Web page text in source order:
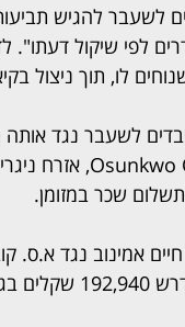
לשעבר להגיש
לפי שיקול דעתו".
לו, תוך ניצול
לשעבר נגד
שכר במזומן.
אמינוב נגד א.ס.
אמינוב, שעבד כמאבטח